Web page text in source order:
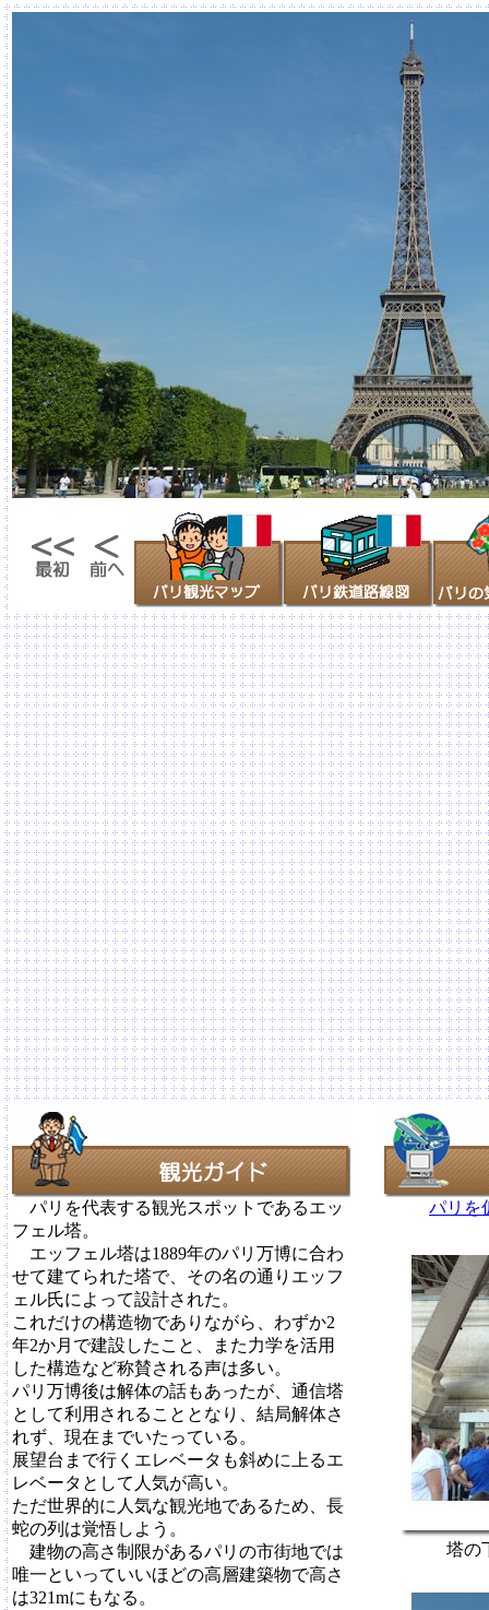
パリを代表する観光スポットであるエッ
フェル塔。
エッフェル塔は1889年のパリ万博に合わ
せて建てられた塔で、その名の通りエッフ
ェル氏によって設計された。
これだけの構造物でありながら、わずか2
年2か月で建設したこと、また力学を活用
した構造など称賛される声は多い。
パリ万博後は解体の話もあったが、通信塔
として利用されることとなり、結局解体さ
れず、現在までいたっている。
展望台まで行くエレベータも斜めに上るエ
レベータとして人気が高い。
ただ世界的に人気な観光地であるため、長
蛇の列は覚悟しよう。
建物の高さ制限があるパリの市街地では
唯一といっていいほどの高層建築物で高さ
は321mにもなる。
パリを
塔の